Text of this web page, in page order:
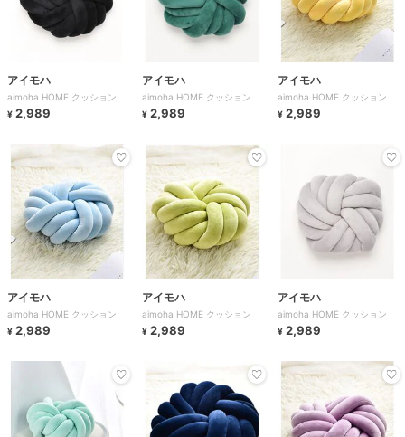
アイモハ
aimoha HOME クッション
¥ 2,989
アイモハ
aimoha HOME クッション
¥ 2,989
アイモハ
aimoha HOME クッション
¥ 2,989
アイモハ
aimoha HOME クッション
¥ 2,989
アイモハ
aimoha HOME クッション
¥ 2,989
アイモハ
aimoha HOME クッション
¥ 2,989